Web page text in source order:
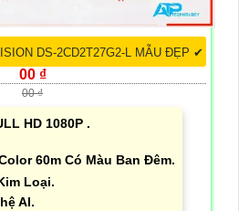
DS-2CD2T27G2-L MẪU ĐẸP ✔
00 ₫
00 ₫
HD 1080P .
60m Có Màu Ban Đêm.
Loại.
AI.